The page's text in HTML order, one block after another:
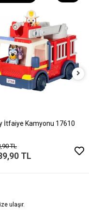
İtfaiye Kamyonu 17610
TL
TL
ulaşır.